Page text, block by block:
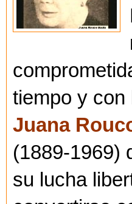
tiempo y con
Juana
(1889-1969)
su lucha